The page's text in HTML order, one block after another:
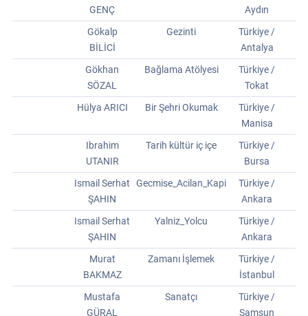
GENÇ
Aydın
Gökalp
BİLİCİ
Gezinti
Türkiye /
Antalya
Gökhan
SÖZAL
Bağlama Atölyesi
Türkiye /
Tokat
Hülya ARICI
Bir Şehri Okumak
Türkiye /
Manisa
Ibrahim
UTANIR
Tarih kültür iç içe
Türkiye /
Bursa
Ismail Serhat
ŞAHIN
Gecmise_Acilan_Kapi
Türkiye /
Ankara
Ismail Serhat
ŞAHIN
Yalniz_Yolcu
Türkiye /
Ankara
Murat
BAKMAZ
Zamanı İşlemek
Türkiye /
İstanbul
Mustafa
GÜRAL
Sanatçı
Türkiye /
Samsun